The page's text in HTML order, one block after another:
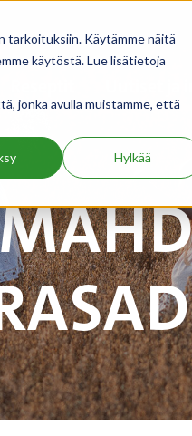
tarkoituksiin. Käytämme näitä
käytöstä. Lue lisätietoja
jonka avulla muistamme, että
Hylkää